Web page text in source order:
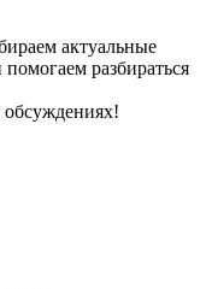
актуальные
разбираться
обсуждениях!